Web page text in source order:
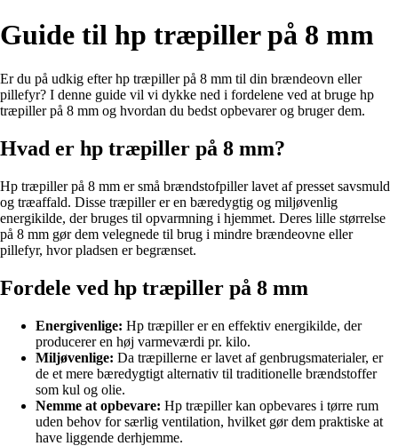
Guide til hp træpiller på 8 mm
Er du på udkig efter hp træpiller på 8 mm til din brændeovn eller
pillefyr? I denne guide vil vi dykke ned i fordelene ved at bruge hp
træpiller på 8 mm og hvordan du bedst opbevarer og bruger dem.
Hvad er hp træpiller på 8 mm?
Hp træpiller på 8 mm er små brændstofpiller lavet af presset savsmuld
og træaffald. Disse træpiller er en bæredygtig og miljøvenlig
energikilde, der bruges til opvarmning i hjemmet. Deres lille størrelse
på 8 mm gør dem velegnede til brug i mindre brændeovne eller
pillefyr, hvor pladsen er begrænset.
Fordele ved hp træpiller på 8 mm
Energivenlige: Hp træpiller er en effektiv energikilde, der
producerer en høj varmeværdi pr. kilo.
Miljøvenlige: Da træpillerne er lavet af genbrugsmaterialer, er
de et mere bæredygtigt alternativ til traditionelle brændstoffer
som kul og olie.
Nemme at opbevare: Hp træpiller kan opbevares i tørre rum
uden behov for særlig ventilation, hvilket gør dem praktiske at
have liggende derhjemme.